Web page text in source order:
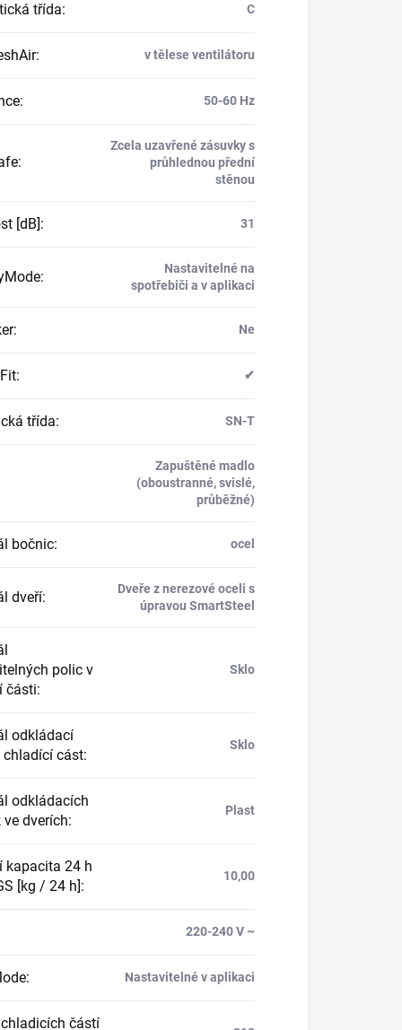
třída: C
: v tělese ventilátoru
: 50-60 Hz
:
Zcela uzavřené zásuvky s
průhlednou přední
stěnou
[dB]: 31
:
Nastavitelné na
spotřebiči a v aplikaci
: Ne
: ✔
třída: SN-T
Zapuštěné madlo
(oboustranné, svislé,
průběžné)
bočnic: ocel
dveří:
Dveře z nerezové oceli s
úpravou SmartSteel
polic v
části:
Sklo
odkládací
chladící cást:
Sklo
odkládacích
dverích:
Plast
kapacita 24 h
[kg / 24 h]:
10,00
220-240 V ~
: Nastavitelné v aplikaci
částí